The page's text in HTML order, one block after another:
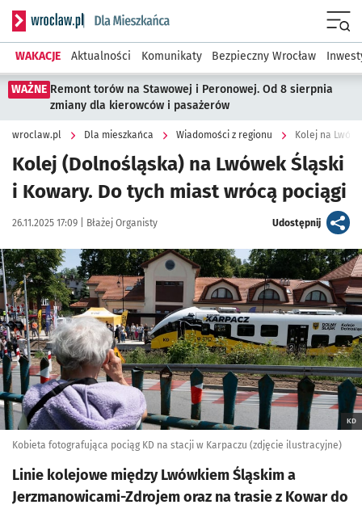
Serwis informacyjny wroclaw.pl podserwis: Dla mieszkańca
WAKACJE Aktualności Komunikaty Bezpieczny Wrocław
WAŻNE Remont torów na Stawowej i Peronowej. Od 8 sierpnia
zmiany dla kierowców i pasażerów
wroclaw.pl Dla mieszkańca Wiadomości z regionu Kolej na
Kolej (Dolnośląska) na Lwówek Śląski
i Kowary. Do tych miast wrócą pociągi
Data publikacji:
26.11.2025 17:09 | Autor:
Błażej Organisty Udostępnijartykuł
Kliknij, aby powiększyć
KD
Kobieta fotografująca pociąg KD na stacji w Karpaczu (zdjęcie ilustracyjne)
Linie kolejowe między Lwówkiem Śląskim a
Jerzmanowicami-Zdrojem oraz na trasie z Kowar do